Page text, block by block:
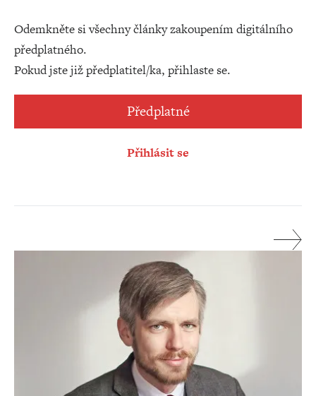
Odemkněte si všechny články zakoupením digitálního
předplatného.
Pokud jste již předplatitel/ka, přihlaste se.
Předplatné
Přihlásit se